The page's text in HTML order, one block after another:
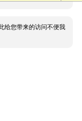
给您带来的访问不便我